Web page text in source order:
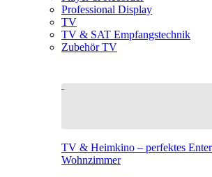
Professional Display
TV
TV & SAT Empfangstechnik
Zubehör TV
TV & Heimkino – perfektes
Wohnzimmer